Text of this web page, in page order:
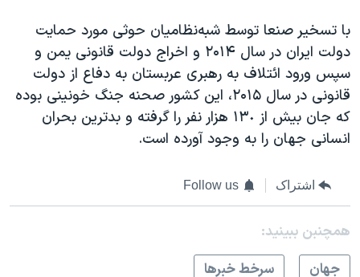
با تسخیر صنعا توسط شبه‌نظامیان حوثی مورد حمایت
دولت ایران در سال ۲۰۱۴ و اخراج دولت قانونی یمن و
سپس ورود ائتلاف به رهبری عربستان به دفاع از دولت
قانونی در سال ۲۰۱۵، این کشور صحنه جنگ خونینی بوده
که جان بیش از ١٣٠ هزار نفر را گرفته و بدترین بحران
انسانی جهان را به وجود آورده است.
اشتراک Follow us
همچنبن ببینید:
جهان
سرخط خبرها